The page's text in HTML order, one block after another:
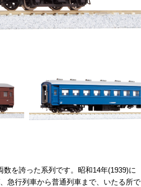
を誇った系列です。昭和14年(1939)に
急行列車から普通列車まで、いたる所で